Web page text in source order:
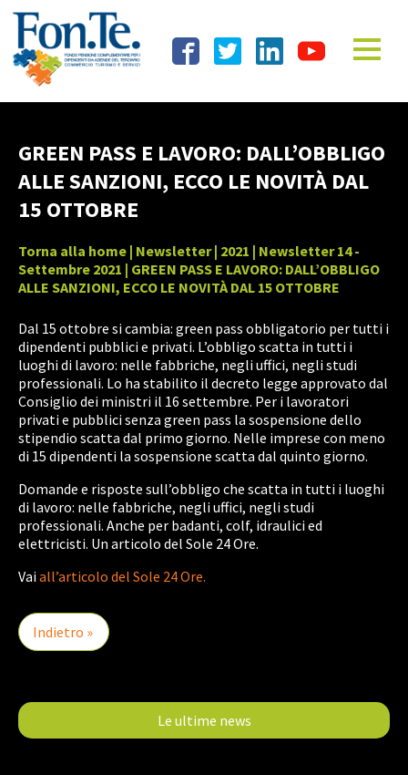
Le ultime news
GREEN PASS E LAVORO: DALL’OBBLIGO
ALLE SANZIONI, ECCO LE NOVITÀ DAL
15 OTTOBRE
Torna alla home | Newsletter| 2021 | Newsletter 14 -
Settembre 2021 | GREEN PASS E LAVORO: DALL’OBBLIGO
ALLE SANZIONI, ECCO LE NOVITÀ DAL 15 OTTOBRE
Dal 15 ottobre si cambia: green pass obbligatorio per tutti i
dipendenti pubblici e privati. L’obbligo scatta in tutti i
luoghi di lavoro: nelle fabbriche, negli uffici, negli studi
professionali. Lo ha stabilito il decreto legge approvato dal
Consiglio dei ministri il 16 settembre. Per i lavoratori
privati e pubblici senza green pass la sospensione dello
stipendio scatta dal primo giorno. Nelle imprese con meno
di 15 dipendenti la sospensione scatta dal quinto giorno.
Domande e risposte sull’obbligo che scatta in tutti i luoghi
di lavoro: nelle fabbriche, negli uffici, negli studi
professionali. Anche per badanti, colf, idraulici ed
elettricisti. Un articolo del Sole 24 Ore.
Vaiall’articolo del Sole 24 Ore.
Indietro »